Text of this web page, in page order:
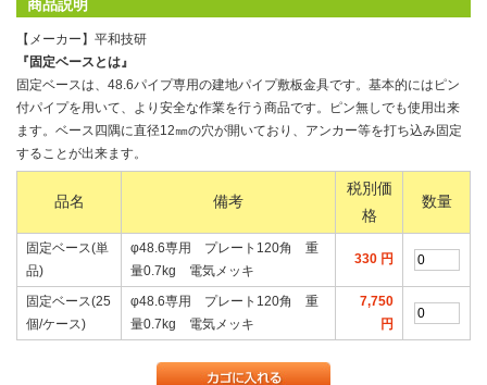
商品説明
【メーカー】平和技研
『固定ベースとは』
固定ベースは、48.6パイプ専用の建地パイプ敷板金具です。基本的にはピン
付パイプを用いて、より安全な作業を行う商品です。ピン無しでも使用出来
ます。ベース四隅に直径12㎜の穴が開いており、アンカー等を打ち込み固定
することが出来ます。
品名 備考
税別価
格
数量
固定ベース(単
品)
φ48.6専用 プレート120角 重
量0.7kg 電気メッキ
330 円
固定ベース(25
個/ケース)
φ48.6専用 プレート120角 重
量0.7kg 電気メッキ
7,750
円